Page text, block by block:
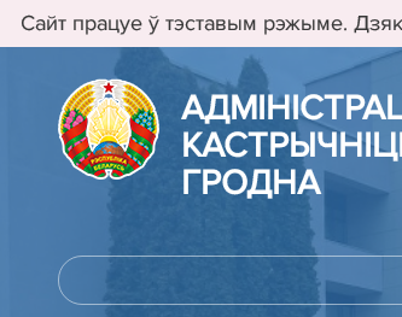
Сайт працуе ў тэставым рэжыме.
ГРОДНА